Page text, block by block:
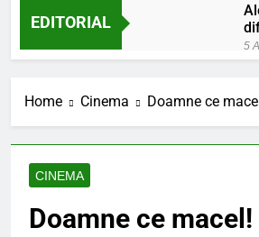
EDITORIAL
5
5 Ani
Home Cinema Doamne ce
CINEMA
Doamne ce macel!